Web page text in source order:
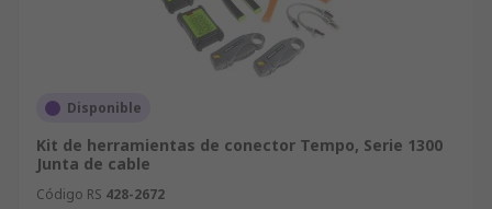
Disponible
Kit de herramientas de conector Tempo, Serie 1300
Junta de cable
Código RS 428-2672